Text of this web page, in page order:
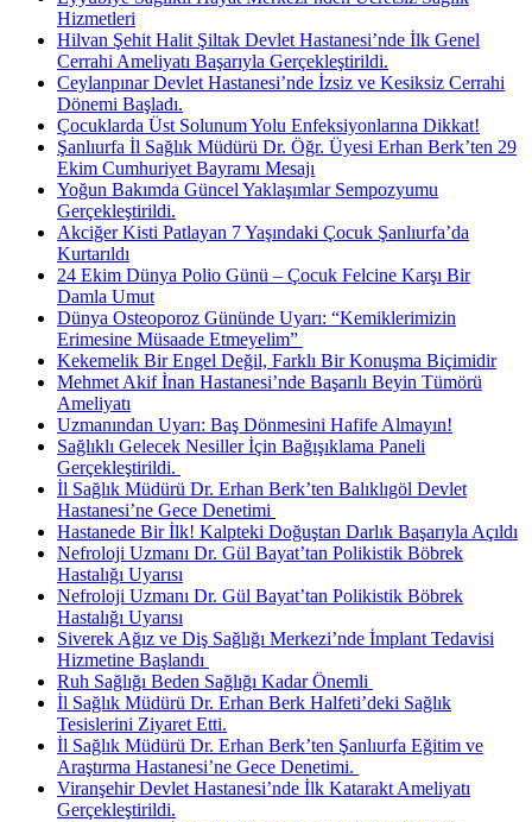
Hizmetleri
Hilvan Şehit Halit Şiltak Devlet Hastanesi’nde İlk Genel
Cerrahi Ameliyatı Başarıyla Gerçekleştirildi.
Ceylanpınar Devlet Hastanesi’nde İzsiz ve Kesiksiz Cerrahi
Dönemi Başladı.
Çocuklarda Üst Solunum Yolu Enfeksiyonlarına Dikkat!
Şanlıurfa İl Sağlık Müdürü Dr. Öğr. Üyesi Erhan Berk’ten 29
Ekim Cumhuriyet Bayramı Mesajı
Yoğun Bakımda Güncel Yaklaşımlar Sempozyumu
Gerçekleştirildi.
Akciğer Kisti Patlayan 7 Yaşındaki Çocuk Şanlıurfa’da
Kurtarıldı
24 Ekim Dünya Polio Günü – Çocuk Felcine Karşı Bir
Damla Umut
Dünya Osteoporoz Gününde Uyarı: “Kemiklerimizin
Erimesine Müsaade Etmeyelim” ​
Kekemelik Bir Engel Değil, Farklı Bir Konuşma Biçimidir
Mehmet Akif İnan Hastanesi’nde Başarılı Beyin Tümörü
Ameliyatı
Uzmanından Uyarı: Baş Dönmesini Hafife Almayın!
Sağlıklı Gelecek Nesiller İçin Bağışıklama Paneli
Gerçekleştirildi. ​
İl Sağlık Müdürü Dr. Erhan Berk’ten Balıklıgöl Devlet
Hastanesi’ne Gece Denetimi ​
Hastanede Bir İlk! Kalpteki Doğuştan Darlık Başarıyla Açıldı
Nefroloji Uzmanı Dr. Gül Bayat’tan Polikistik Böbrek
Hastalığı Uyarısı
Nefroloji Uzmanı Dr. Gül Bayat’tan Polikistik Böbrek
Hastalığı Uyarısı
Siverek Ağız ve Diş Sağlığı Merkezi’nde İmplant Tedavisi
Hizmetine Başlandı ​
Ruh Sağlığı Beden Sağlığı Kadar Önemli ​
İl Sağlık Müdürü Dr. Erhan Berk Halfeti’deki Sağlık
Tesislerini Ziyaret Etti.
İl Sağlık Müdürü Dr. Erhan Berk’ten Şanlıurfa Eğitim ve
Araştırma Hastanesi’ne Gece Denetimi. ​
Viranşehir Devlet Hastanesi’nde İlk Katarakt Ameliyatı
Gerçekleştirildi.